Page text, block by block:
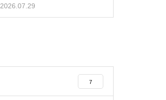
関係を築くためのステップ
2026.07.29
7